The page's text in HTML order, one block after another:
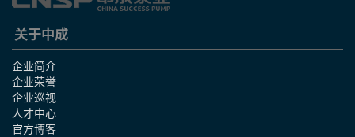
关于中成
企业简介
企业荣誉
企业巡视
人才中心
官方博客